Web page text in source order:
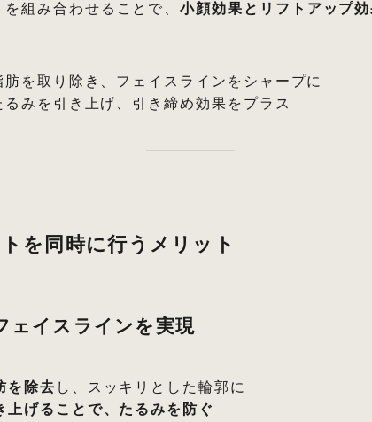
組み合わせることで、小顔効果とリフトアップ
を取り除き、フェイスラインをシャープに
みを引き上げ、引き締め効果をプラス
を同時に行うメリット
ェイスラインを実現
を除去 し、スッキリとした輪郭に
上げることで、たるみを防ぐ